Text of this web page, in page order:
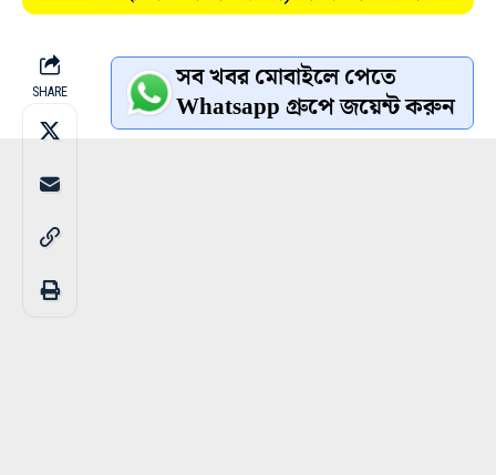
SHARE সব খবর মোবাইলে পেতে
Whatsapp গ্রুপে জয়েন্ট করুন